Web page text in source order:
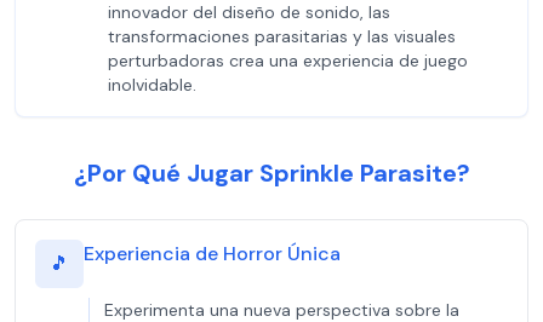
innovador del diseño de sonido, las
transformaciones parasitarias y las visuales
perturbadoras crea una experiencia de juego
inolvidable.
¿Por Qué Jugar Sprinkle Parasite?
🎵 Experiencia de Horror Única
Experimenta una nueva perspectiva sobre la